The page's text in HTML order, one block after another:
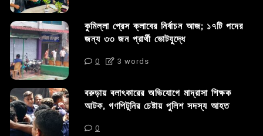
কুমিল্লা প্রেস ক্লাবের নির্বাচন আজ; ১৭টি পদের
জন্য ৩৩ জন প্রার্থী ভোটযুদ্ধে
0 3 words
বরুড়ায় বলাৎকারের অভিযোগে মাদ্রাসা শিক্ষক
আটক, গণপিটুনির চেষ্টায় পুলিশ সদস্য আহত
0